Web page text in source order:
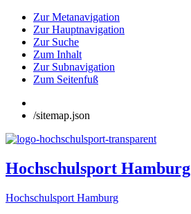
Zur Metanavigation
Zur Hauptnavigation
Zur Suche
Zum Inhalt
Zur Subnavigation
Zum Seitenfuß
/sitemap.json
Hochschulsport Hamburg
Hochschulsport Hamburg